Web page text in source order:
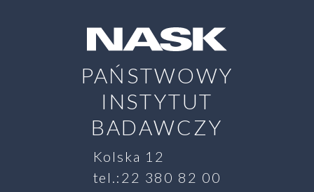
PAŃSTWOWY
INSTYTUT
BADAWCZY
Kolska 12
tel.:22 380 82 00